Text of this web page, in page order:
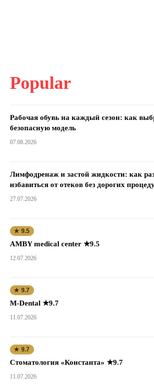
Popular
Рабочая обувь на каждый сезон: как
безопасную модель
07.08.2026
Лимфодренаж и застой жидкости: как
избавиться от отеков без дорогих
27.07.2026
★ 9.5
AMBY medical center ★9.5
12.07.2026
★ 9.7
M-Dental ★9.7
11.07.2026
★ 9.7
Стоматология «Константа» ★9.7
11.07.2026